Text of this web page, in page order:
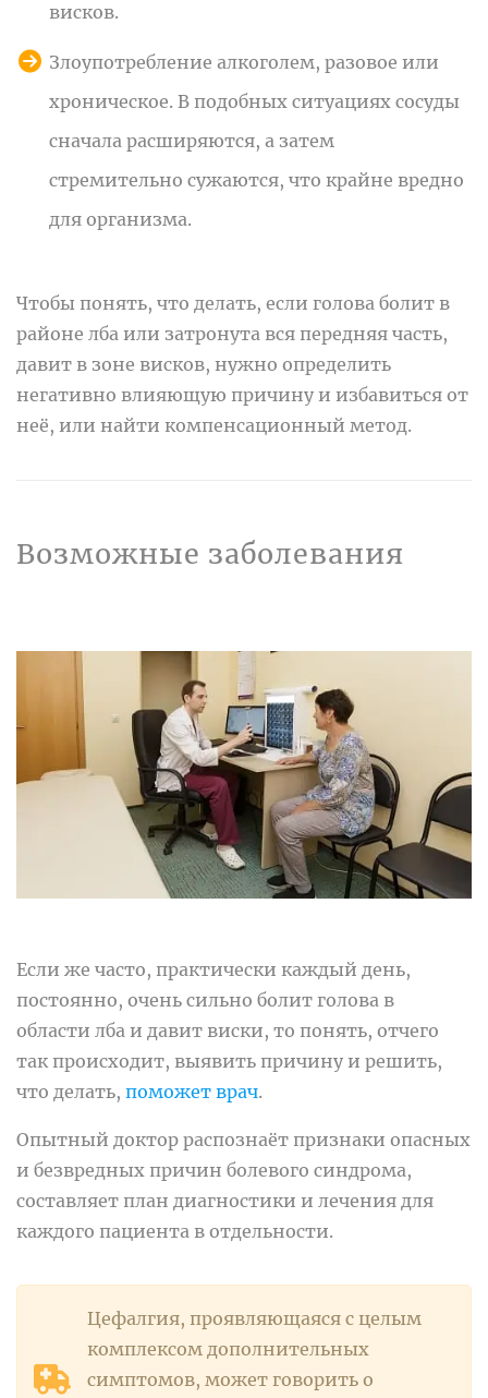
висков.
Злоупотребление алкоголем, разовое или
хроническое. В подобных ситуациях сосуды
сначала расширяются, а затем
стремительно сужаются, что крайне вредно
для организма.
Чтобы понять, что делать, если голова болит в
районе лба или затронута вся передняя часть,
давит в зоне висков, нужно определить
негативно влияющую причину и избавиться от
неё, или найти компенсационный метод.
Возможные заболевания
Если же часто, практически каждый день,
постоянно, очень сильно болит голова в
области лба и давит виски, то понять, отчего
так происходит, выявить причину и решить,
что делать, поможет врач.
Опытный доктор распознаёт признаки опасных
и безвредных причин болевого синдрома,
составляет план диагностики и лечения для
каждого пациента в отдельности.
Цефалгия, проявляющаяся с целым
комплексом дополнительных
симптомов, может говорить о